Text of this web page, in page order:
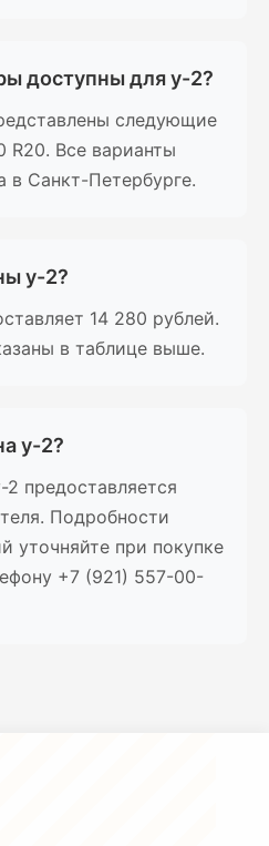
доступны для у-2?
следующие
Все варианты
в Санкт-Петербурге.
у-2?
14 280 рублей.
в таблице выше.
у-2?
предоставляется
Подробности
уточняйте при покупке
+7 (921) 557-00-